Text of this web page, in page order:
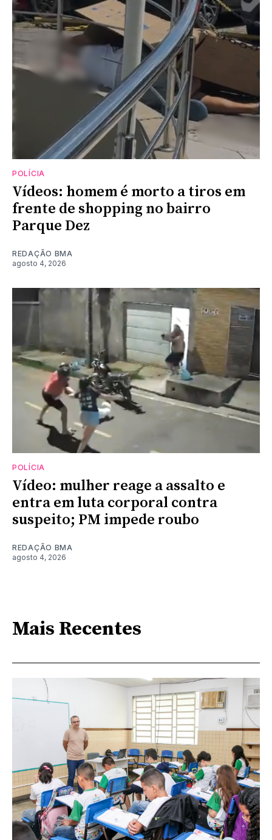
POLÍCIA
Vídeos: homem é morto a tiros em
frente de shopping no bairro
Parque Dez
REDAÇÃO BMA
agosto 4, 2026
POLÍCIA
Vídeo: mulher reage a assalto e
entra em luta corporal contra
suspeito; PM impede roubo
REDAÇÃO BMA
agosto 4, 2026
Mais Recentes